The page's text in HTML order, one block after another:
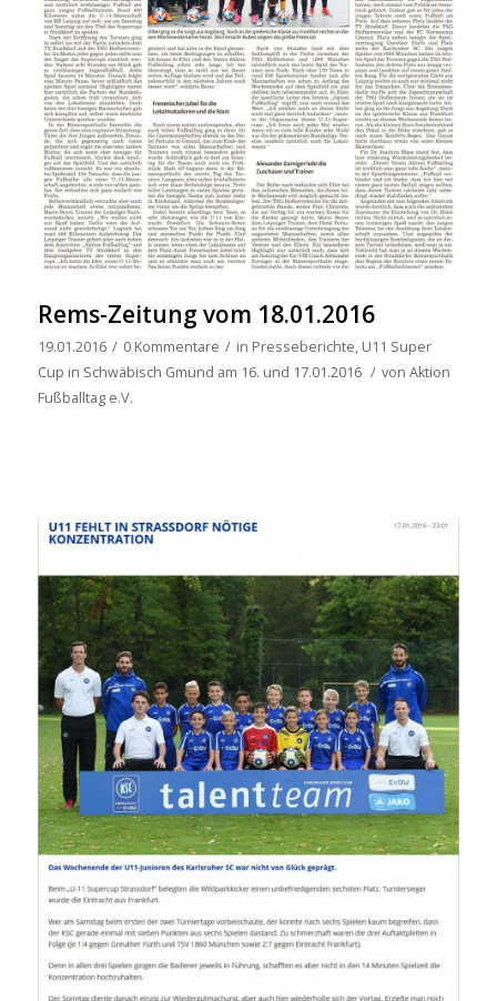
Rems-Zeitung vom 18.01.2016
19.01.2016 / 0 Kommentare / in Presseberichte, U11 Super
Cup in Schwäbisch Gmünd am 16. und 17.01.2016 / von Aktion
Fußballtag e.V.